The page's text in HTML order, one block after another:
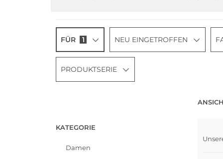
FÜR 1 NEU EINGETROFFEN
PRODUKTSERIE
KATEGORIE
Damen